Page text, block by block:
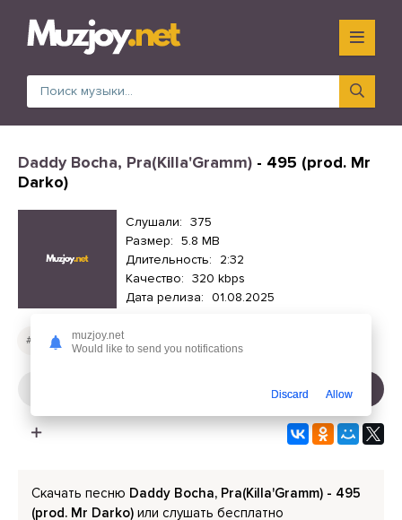
Daddy Bocha, Pra(Killa'Gramm) - 495 (prod. Mr
Darko)
Слушали: 375
Размер: 5.8 MB
Длительность:
2:32
Качество: 320 kbps
Дата релиза: 01.08.2025
Русские песни
СКАЧАТЬ
Скачать песню Daddy Bocha, Pra(Killa'Gramm) - 495
(prod. Mr Darko) или слушать бесплатно
muzjoy.net
Would like to send you notifications
Discard Allow